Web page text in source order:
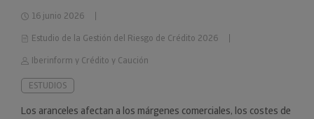
16 junio 2026
Estudio de la Gestión del Riesgo de Crédito 2026
Iberinform y Crédito y Caución
ESTUDIOS
Los aranceles afectan a los márgenes comerciales, los costes de